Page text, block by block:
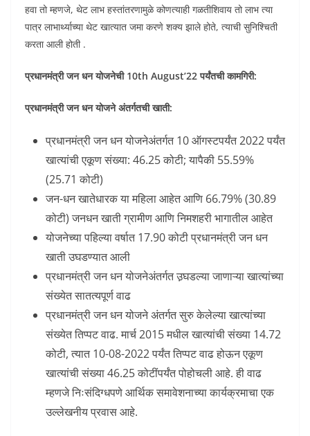
हवा तो म्हणजे, थेट लाभ हस्तांतरणामुळे कोणत्याही गळतीशिवाय तो लाभ त्या
पात्र लाभार्थ्याच्या थेट खात्यात जमा करणे शक्य झाले होते, त्याची सुनिश्चिती
करता आली होती .
प्रधानमंत्री जन धन योजनेची 10th August’22 पर्यंतची कामगिरी:
प्रधानमंत्री जन धन योजने अंतर्गतची खाती:
प्रधानमंत्री जन धन योजनेअंतर्गत 10 ऑगस्टपर्यंत 2022 पर्यंत
खात्यांची एकूण संख्या: 46.25 कोटी; यापैकी 55.59%
(25.71 कोटी)
जन-धन खातेधारक या महिला आहेत आणि 66.79% (30.89
कोटी) जनधन खाती ग्रामीण आणि निमशहरी भागातील आहेत
योजनेच्या पहिल्या वर्षात 17.90 कोटी प्रधानमंत्री जन धन
खाती उघडण्यात आली
प्रधानमंत्री जन धन योजनेअंतर्गत उ़घडल्या जाणाऱ्या खात्यांच्या
संख्येत सातत्यपूर्ण वाढ
प्रधानमंत्री जन धन योजने अंतर्गत सुरु केलेल्या खात्यांच्या
संख्येत तिप्पट वाढ. मार्च 2015 मधील खात्यांची संख्या 14.72
कोटी, त्यात 10-08-2022 पर्यंत तिप्पट वाढ होऊन एकूण
खात्यांची संख्या 46.25 कोटींपर्यंत पोहोचली आहे. ही वाढ
म्हणजे निःसंदिग्धपणे आर्थिक समावेशनाच्या कार्यक्रमाचा एक
उल्लेखनीय प्रवास आहे.